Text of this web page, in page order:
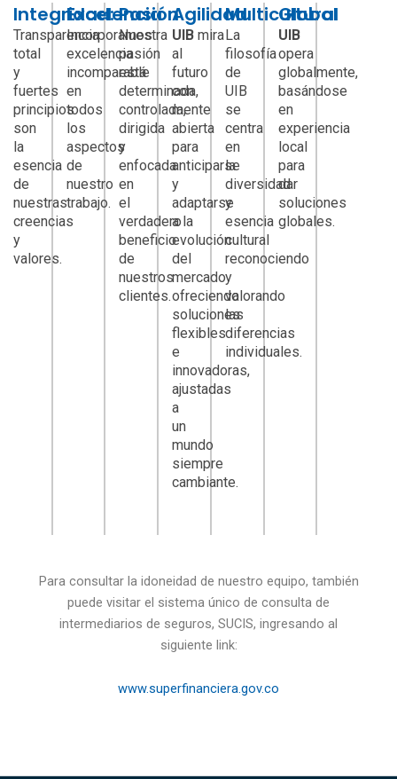
Integridad:
Transparencia
total
y
fuertes
principios
son
la
esencia
de
nuestras
creencias
y
valores.
Excelencia
Incorporamos
excelencia
incomparable
en
todos
los
aspectos
de
nuestro
trabajo.
Pasión
Nuestra
pasión
está
determinada,
controlada,
dirigida
y
enfocada
en
el
verdadero
beneficio
de
nuestros
clientes.
Agilidad
UIB mira
al
futuro
con
mente
abierta
para
anticiparse
y
adaptarse
a la
evolución
del
mercado
ofreciendo
soluciones
flexibles
e
innovadoras,
ajustadas
a
un
mundo
siempre
cambiante.
Multicultural
La
filosofía
de
UIB
se
centra
en
la
diversidad
y
esencia
cultural
reconociendo
y
valorando
las
diferencias
individuales.
Global
UIB
opera
globalmente,
basándose
en
experiencia
local
para
dar
soluciones
globales.
Para consultar la idoneidad de nuestro equipo, también
puede visitar el sistema único de consulta de
intermediarios de seguros, SUCIS, ingresando al
siguiente link:
www.superfinanciera.gov.co